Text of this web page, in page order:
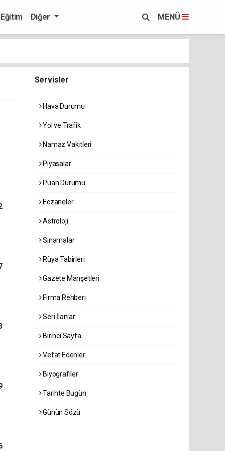
Eğitim Diğer MENÜ
Servisler
Hava Durumu
Yol ve Trafik
Namaz Vakitleri
Piyasalar
Puan Durumu
Eczaneler
Astroloji
Sinamalar
Rüya Tabirleri
Gazete Manşetleri
Firma Rehberi
Seri İlanlar
Birinci Sayfa
Vefat Edenler
Biyografiler
Tarihte Bugün
Günün Sözü